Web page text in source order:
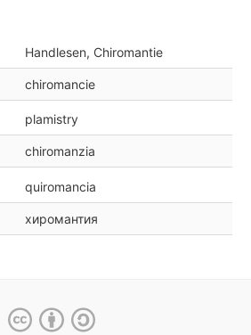
Handlesen, Chiromantie
chiromancie
plamistry
chiromanzia
quiromancia
хиромантия